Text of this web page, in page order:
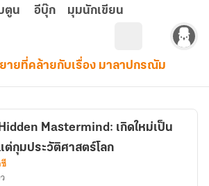
ตูน อีบุ๊ก มุมนักเขียน
ายที่คล้ายกับเรื่อง มาลาปกรณัม
Mastermind: เกิดใหม่เป็น
ต่กุมประวัติศาสตร์โลก